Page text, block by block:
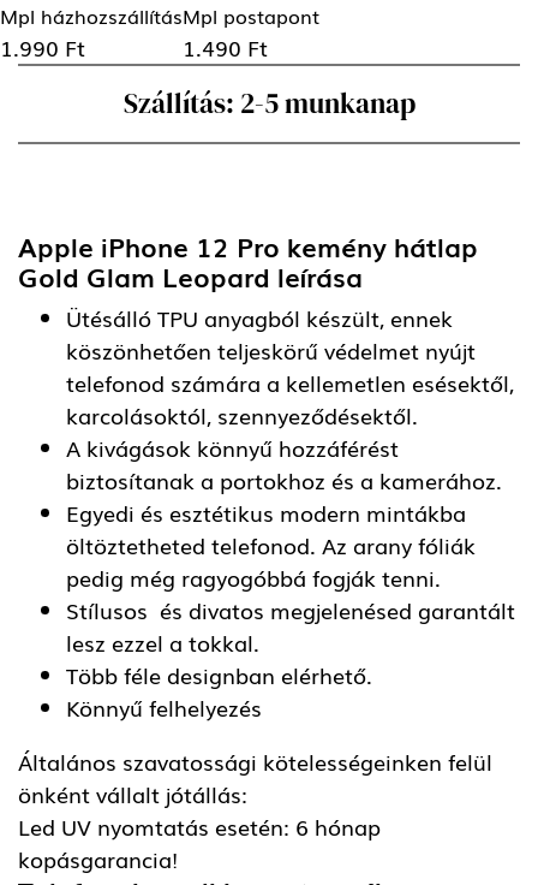
Mpl házhozszállítás
1.990 Ft
Mpl postapont
1.490 Ft
Szállítás: 2-5 munkanap
Apple iPhone 12 Pro kemény hátlap
Gold Glam Leopard leírása
Ütésálló TPU anyagból készült, ennek
köszönhetően teljeskörű védelmet nyújt
telefonod számára a kellemetlen esésektől,
karcolásoktól, szennyeződésektől.
A kivágások könnyű hozzáférést
biztosítanak a portokhoz és a kamerához.
Egyedi és esztétikus modern mintákba
öltöztetheted telefonod. Az arany fóliák
pedig még ragyogóbbá fogják tenni.
Stílusos és divatos megjelenésed garantált
lesz ezzel a tokkal.
Több féle designban elérhető.
Könnyű felhelyezés
Általános szavatossági kötelességeinken felül
önként vállalt jótállás:
Led UV nyomtatás esetén: 6 hónap
kopásgarancia!